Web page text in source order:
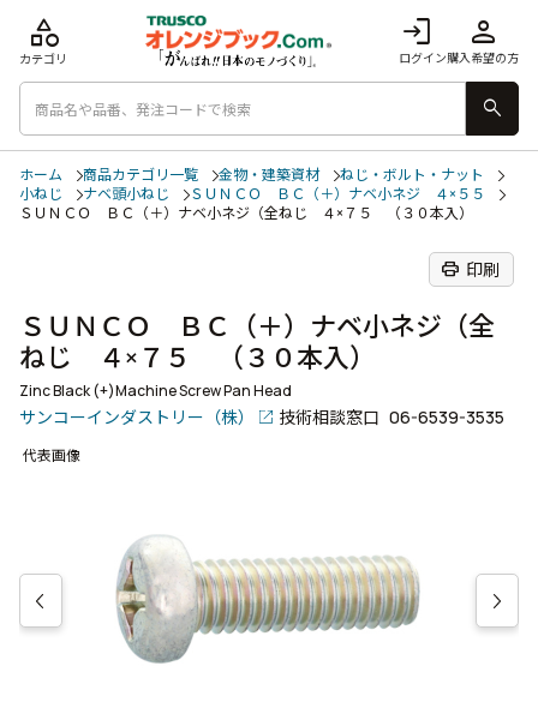
login
ログイン
person
購入希望の方
category
カテゴリ
search
ホーム 商品カテゴリ一覧 金物・建築資材
ねじ・ボルト・ナット
小ねじ
ナベ頭小ねじ
ＳＵＮＣＯ ＢＣ（＋）ナベ小ネジ ４×５５
ＳＵＮＣＯ ＢＣ（＋）ナベ小ネジ（全ねじ ４×７５ （３０本入）
print 印刷
ＳＵＮＣＯ ＢＣ（＋）ナベ小ネジ（全
ねじ ４×７５ （３０本入）
Zinc Black (+)Machine Screw Pan Head
サンコーインダストリー（株） 技術相談窓口 06-6539-3535
代表画像